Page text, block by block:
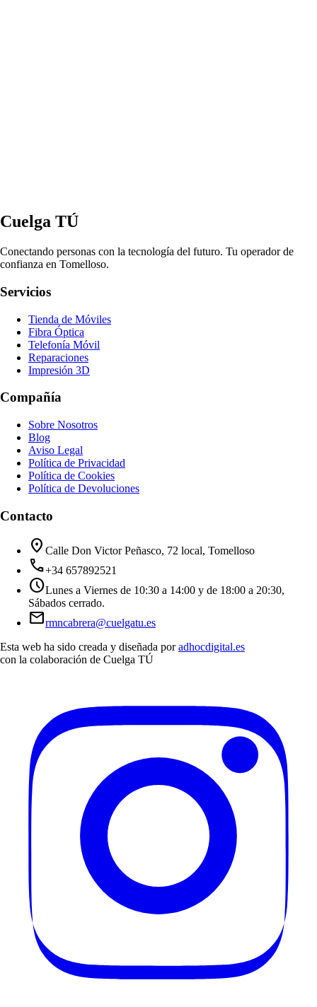
Cuelga TÚ
Conectando personas con la tecnología del futuro. Tu operador de
confianza en Tomelloso.
Servicios
Tienda de Móviles
Fibra Óptica
Telefonía Móvil
Reparaciones
Impresión 3D
Compañía
Sobre Nosotros
Blog
Aviso Legal
Política de Privacidad
Política de Cookies
Política de Devoluciones
Contacto
location_on Calle Don Victor Peñasco, 72 local, Tomelloso
call+34 657892521
scheduleLunes a Viernes de 10:30 a 14:00 y de 18:00 a 20:30,
Sábados cerrado.
mailrmncabrera@cuelgatu.es
Esta web ha sido creada y diseñada por adhocdigital.es
con la colaboración de Cuelga TÚ